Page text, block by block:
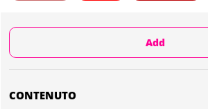
Add
CONTENUTO